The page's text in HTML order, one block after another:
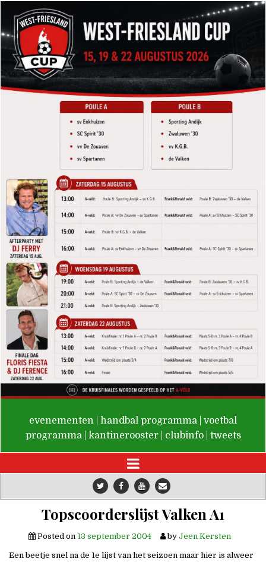
De Valken
evenementen handbal programma
voetbal
programma
kantinerooster clubinfo tweets
Topscoorderslijst Valken A1
Posted on 13 september 2004 by Jeen Kersten
Een beetje snel na de 1e lijst van het seizoen maar hier is alweer